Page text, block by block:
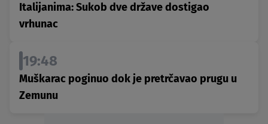
Italijanima: Sukob dve države dostigao
vrhunac
19:48
Muškarac poginuo dok je pretrčavao prugu u
Zemunu